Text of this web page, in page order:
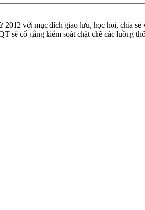
với mục đích giao lưu, học hỏi, chia sẻ
cố gắng kiểm soát chặt chẽ các luồng